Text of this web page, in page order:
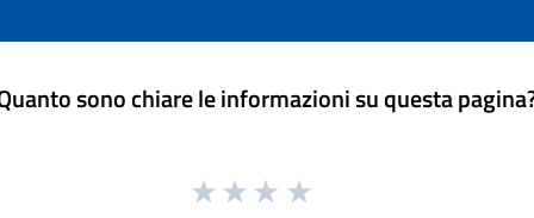
sono chiare le informazioni su questa